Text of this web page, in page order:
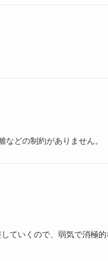
どの制約がありません。
ていくので、弱気で消極